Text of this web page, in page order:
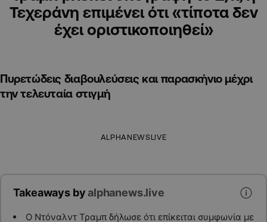
Τεχεράνη επιμένει ότι «τίποτα δεν
έχει οριστικοποιηθεί»
Πυρετώδεις διαβουλεύσεις και παρασκήνιο μέχρι
την τελευταία στιγμή
ALPHANEWSLIVE
Takeaways byalphanews.live
Ο Ντόναλντ Τραμπ δήλωσε ότι επίκειται συμφωνία με